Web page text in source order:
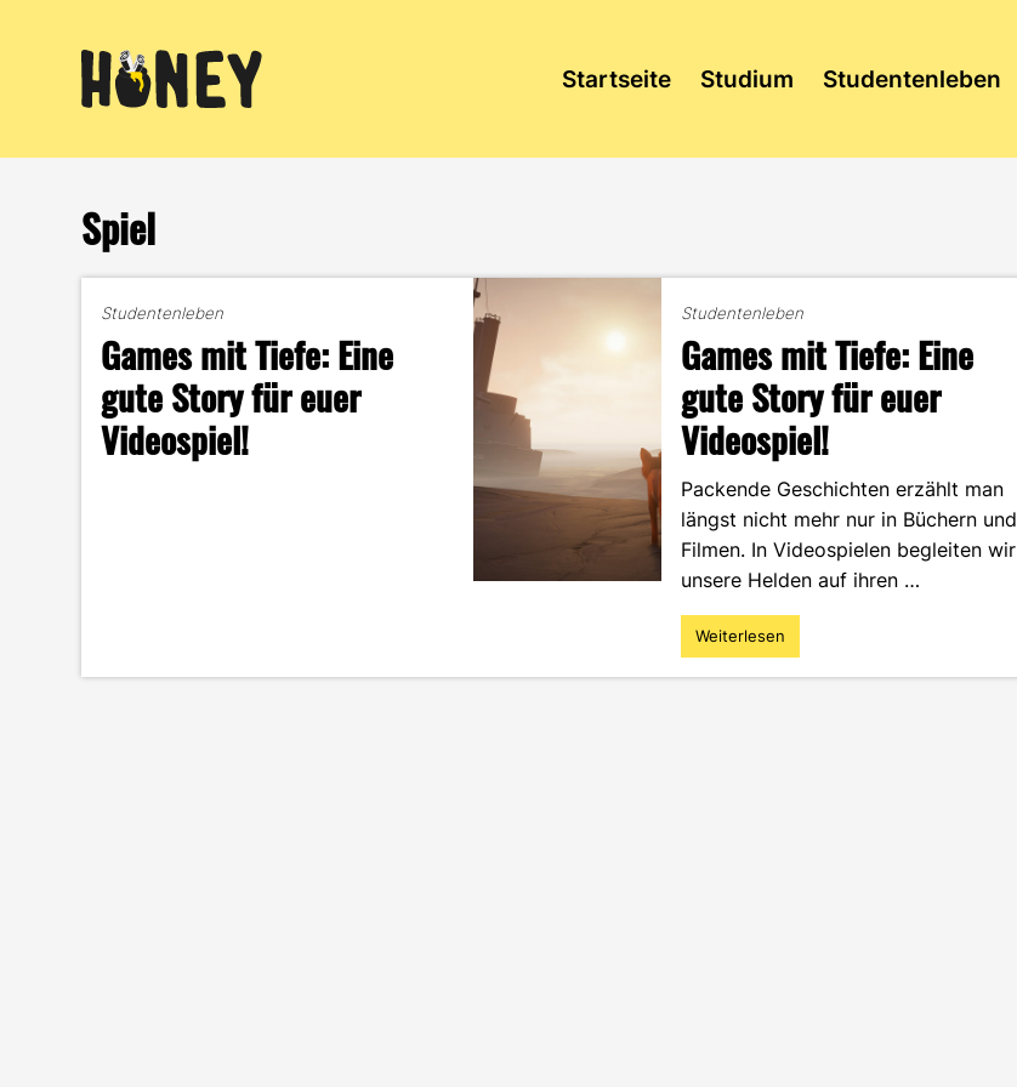
Startseite Studium Studentenleben
Spiel
Studentenleben
Games mit Tiefe: Eine
gute Story für euer
Videospiel!
Studentenleben
Games mit Tiefe: Eine
gute Story für euer
Videospiel!
Packende Geschichten erzählt man
längst nicht mehr nur in Büchern und
Filmen. In Videospielen begleiten wir
unsere Helden auf ihren …
"Games
mit
Weiterlesen